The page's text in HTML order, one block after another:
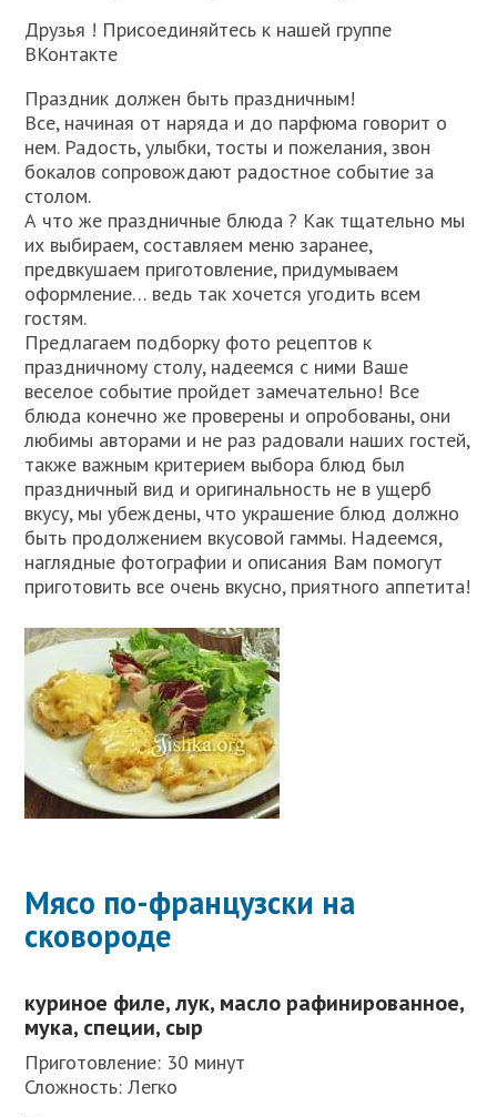
Друзья ! Присоединяйтесь к нашей группе
ВКонтакте
Праздник должен быть праздничным!
Все, начиная от наряда и до парфюма говорит о
нем. Радость, улыбки, тосты и пожелания, звон
бокалов сопровождают радостное событие за
столом.
А что же праздничные блюда ? Как тщательно мы
их выбираем, составляем меню заранее,
предвкушаем приготовление, придумываем
оформление… ведь так хочется угодить всем
гостям.
Предлагаем подборку фото рецептов к
праздничному столу, надеемся с ними Ваше
веселое событие пройдет замечательно! Все
блюда конечно же проверены и опробованы, они
любимы авторами и не раз радовали наших гостей,
также важным критерием выбора блюд был
праздничный вид и оригинальность не в ущерб
вкусу, мы убеждены, что украшение блюд должно
быть продолжением вкусовой гаммы. Надеемся,
наглядные фотографии и описания Вам помогут
приготовить все очень вкусно, приятного аппетита!
Мясо по-французски на
сковороде
куриное филе, лук, масло рафинированное,
мука, специи, сыр
Приготовление: 30 минут
Сложность: Легко